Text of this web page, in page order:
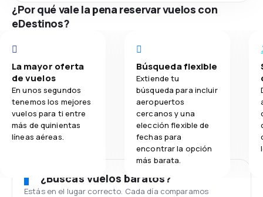
¿Por qué vale la pena reservar vuelos con
eDestinos?
La mayor oferta
de vuelos
En unos segundos
tenemos los mejores
vuelos para ti entre
más de quinientas
líneas aéreas.
Búsqueda flexible
Extiende tu
búsqueda para incluir
aeropuertos
cercanos y una
elección flexible de
fechas para
encontrar la opción
más barata.
¿Buscas vuelos baratos?
Estás en el lugar correcto. Cada día comparamos